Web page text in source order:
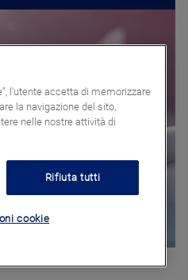
l'utente accetta di memorizzare
la navigazione del sito,
nelle nostre attività di
Rifiuta tutti
cookie